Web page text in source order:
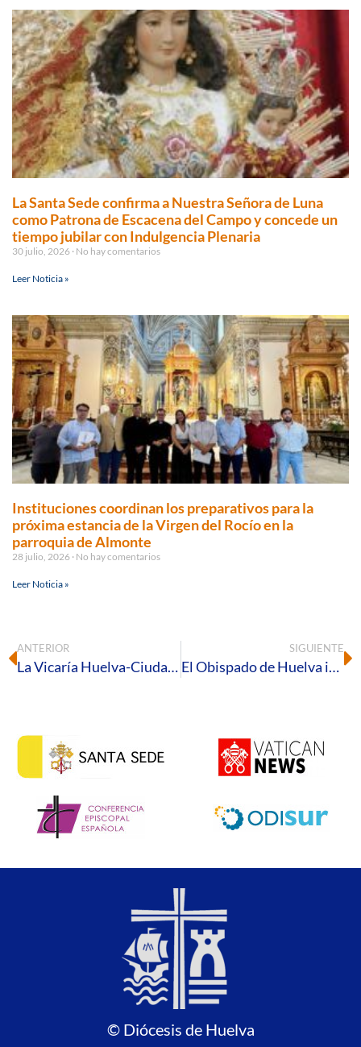
La Santa Sede confirma a Nuestra Señora de Luna
como Patrona de Escacena del Campo y concede un
tiempo jubilar con Indulgencia Plenaria
30 julio, 2026 No hay comentarios
Leer Noticia »
Instituciones coordinan los preparativos para la
próxima estancia de la Virgen del Rocío en la
parroquia de Almonte
28 julio, 2026 No hay comentarios
Leer Noticia »
ANTERIOR
La Vicaría Huelva-Ciudad inicia un proceso de animación pastoral en clave sinodal
SIGUIENTE
El Obispado de Huelva impulsa la conservación del patrimonio parroquial en Beas y Cumbres Mayores
© Diócesis de Huelva